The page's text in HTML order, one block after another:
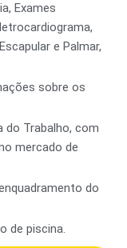
Exames
e Palmar,
sobre os
do Trabalho, com
mercado de
do
de piscina.